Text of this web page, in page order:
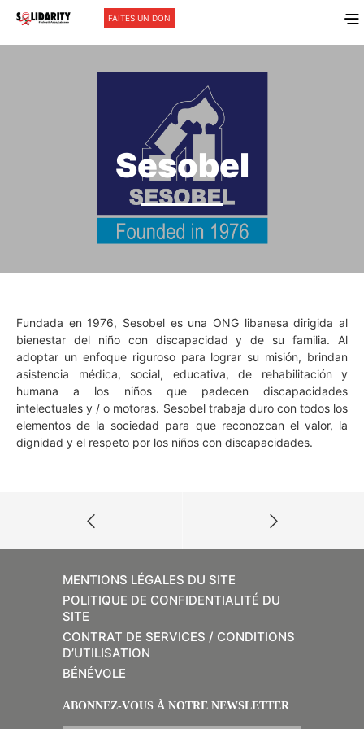
FAITES UN DON
Sesobel
Fundada en 1976, Sesobel es una ONG libanesa dirigida al
bienestar del niño con discapacidad y de su familia. Al
adoptar un enfoque riguroso para lograr su misión, brindan
asistencia médica, social, educativa, de rehabilitación y
humana a los niños que padecen discapacidades
intelectuales y / o motoras. Sesobel trabaja duro con todos los
elementos de la sociedad para que reconozcan el valor, la
dignidad y el respeto por los niños con discapacidades.
MENTIONS LÉGALES DU SITE
POLITIQUE DE CONFIDENTIALITÉ DU
SITE
CONTRAT DE SERVICES / CONDITIONS
D’UTILISATION
BÉNÉVOLE
ABONNEZ-VOUS À NOTRE NEWSLETTER